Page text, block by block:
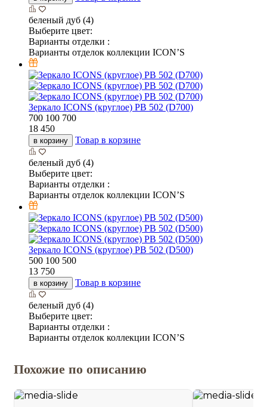
беленый дуб (4)
Выберите цвет:
Варианты отделки :
Варианты отделок коллекции ICON’S
Зеркало ICONS (круглое) РВ 502 (D700)
700 100 700
18 450
в корзину Товар в корзине
беленый дуб (4)
Выберите цвет:
Варианты отделки :
Варианты отделок коллекции ICON’S
Зеркало ICONS (круглое) РВ 502 (D500)
500 100 500
13 750
в корзину Товар в корзине
беленый дуб (4)
Выберите цвет:
Варианты отделки :
Варианты отделок коллекции ICON’S